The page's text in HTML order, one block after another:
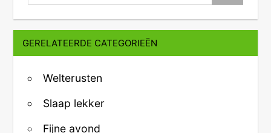
GERELATEERDE CATEGORIEËN
Welterusten
Slaap lekker
Fijne avond